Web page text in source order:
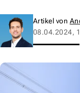
Artikel von
08.04.2024,